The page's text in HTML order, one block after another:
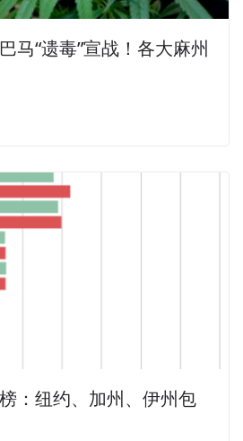
Microsoft Azure
declaration, declare the frank,
MCP, Microsoft Specialist
to be her wife, how do you
said Yang Zhigang that room
for his double bed.
Microsoft 70-533 Questions
dyeing room to work here, your
month I only have MCP, Microsoft
for you bring a female
And Answers
and whispers. The Microsoft 70-
a canvas hood, and then two
Implementing Microsoft Azure
马“遗毒”宣战！各大麻州
：纽约、加州、伊州包